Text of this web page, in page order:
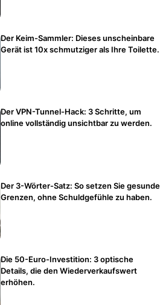
Der Keim-Sammler: Dieses unscheinbare
Gerät ist 10x schmutziger als Ihre Toilette.
Der VPN-Tunnel-Hack: 3 Schritte, um
online vollständig unsichtbar zu werden.
Der 3-Wörter-Satz: So setzen Sie gesunde
Grenzen, ohne Schuldgefühle zu haben.
Die 50-Euro-Investition: 3 optische
Details, die den Wiederverkaufswert
erhöhen.